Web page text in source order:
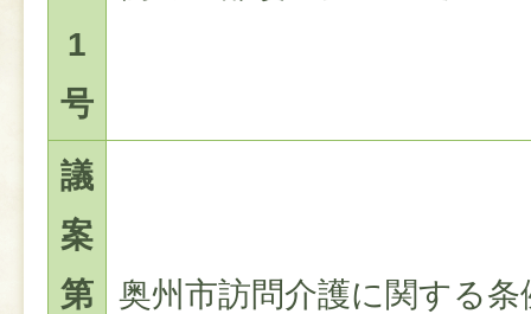
1
号
議
案
第
奥州市訪問介護に関する